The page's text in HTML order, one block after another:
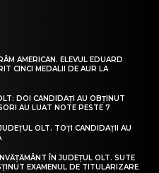
AMERICAN. ELEVUL EDUARD
CINCI MEDALII DE AUR LA
DOI CANDIDAȚI AU OBȚINUT
AU LUAT NOTE PESTE 7
OLT. TOȚI CANDIDAȚII AU
ÎN JUDEȚUL OLT. SUTE
EXAMENUL DE TITULARIZARE